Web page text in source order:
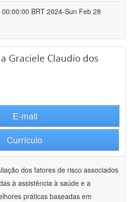
BRT 2024-Sun Feb 28
Graciele Claudio dos
E-mail
Currículo
dos fatores de risco associados
à assistência à saúde e a
práticas baseadas em